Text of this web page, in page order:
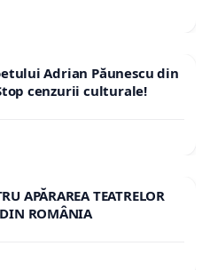
Adrian Păunescu din
cenzurii culturale!
APĂRAREA TEATRELOR
DIN ROMÂNIA